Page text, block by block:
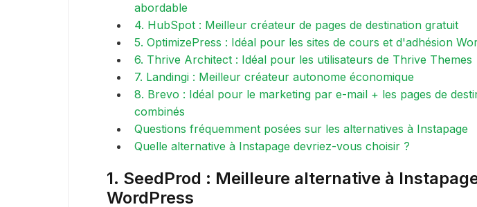
abordable
4. HubSpot : Meilleur créateur de pages de destination gratuit
5. OptimizePress : Idéal pour les sites de cours et d'adhésion
6. Thrive Architect : Idéal pour les utilisateurs de Thrive Themes
7. Landingi : Meilleur créateur autonome économique
8. Brevo : Idéal pour le marketing par e-mail + les pages de
combinés
Questions fréquemment posées sur les alternatives à Instapage
Quelle alternative à Instapage devriez-vous choisir ?
1. SeedProd : Meilleure alternative à
WordPress